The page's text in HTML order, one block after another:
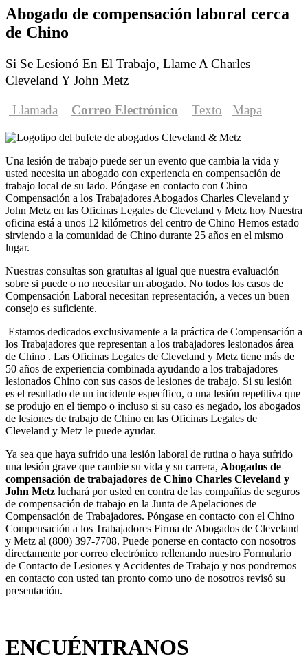
Abogado de compensación laboral cerca
de Chino
Si Se Lesionó En El Trabajo, Llame A Charles
Cleveland Y John Metz
Llamada Correo Electrónico Texto Mapa
Una lesión de trabajo puede ser un evento que cambia la vida y
usted necesita un abogado con experiencia en compensación de
trabajo local de su lado. Póngase en contacto con Chino
Compensación a los Trabajadores Abogados Charles Cleveland y
John Metz en las Oficinas Legales de Cleveland y Metz hoy Nuestra
oficina está a unos 12 kilómetros del centro de Chino Hemos estado
sirviendo a la comunidad de Chino durante 25 años en el mismo
lugar.
Nuestras consultas son gratuitas al igual que nuestra evaluación
sobre si puede o no necesitar un abogado. No todos los casos de
Compensación Laboral necesitan representación, a veces un buen
consejo es suficiente.
Estamos dedicados exclusivamente a la práctica de Compensación a
los Trabajadores que representan a los trabajadores lesionados área
de Chino . Las Oficinas Legales de Cleveland y Metz tiene más de
50 años de experiencia combinada ayudando a los trabajadores
lesionados Chino con sus casos de lesiones de trabajo. Si su lesión
es el resultado de un incidente específico, o una lesión repetitiva que
se produjo en el tiempo o incluso si su caso es negado, los abogados
de lesiones de trabajo de Chino en las Oficinas Legales de
Cleveland y Metz le puede ayudar.
Ya sea que haya sufrido una lesión laboral de rutina o haya sufrido
una lesión grave que cambie su vida y su carrera, Abogados de
compensación de trabajadores de Chino Charles Cleveland y
John Metz luchará por usted en contra de las compañías de seguros
de compensación de trabajo en la Junta de Apelaciones de
Compensación de Trabajadores. Póngase en contacto con el Chino
Compensación a los Trabajadores Firma de Abogados de Cleveland
y Metz al (800) 397-7708. Puede ponerse en contacto con nosotros
directamente por correo electrónico rellenando nuestro Formulario
de Contacto de Lesiones y Accidentes de Trabajo y nos pondremos
en contacto con usted tan pronto como uno de nosotros revisó su
presentación.
ENCUÉNTRANOS